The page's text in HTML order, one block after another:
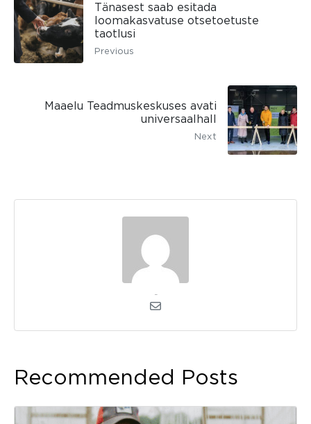
Tänasest saab esitada
loomakasvatuse otsetoetuste
taotlusi
Previous
Maaelu Teadmuskeskuses avati
universaalhall
Next
Recommended Posts